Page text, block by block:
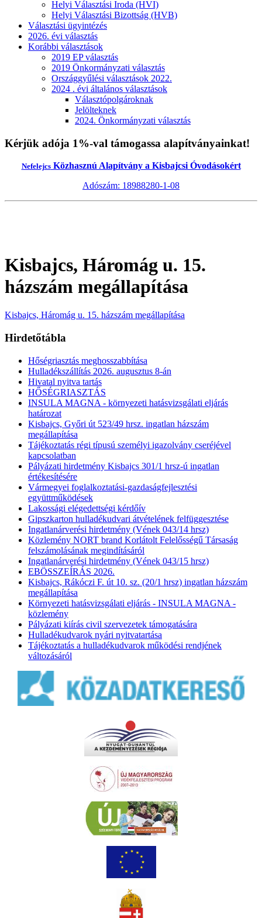
Helyi Választási Iroda (HVI)
Helyi Választási Bizottság (HVB)
Választási ügyintézés
2026. évi választás
Korábbi választások
2019 EP választás
2019 Önkormányzati választás
Országgyűlési választások 2022.
2024 . évi általános választások
Választópolgároknak
Jelölteknek
2024. Önkormányzati választás
Kérjük adója 1%-val támogassa alapítványainkat!
NefelejcsKözhasznú Alapítvány a Kisbajcsi Óvodásokért
Adószám: 18988280-1-08
Kisbajcs, Háromág u. 15.
házszám megállapítása
Kisbajcs, Háromág u. 15. házszám megállapítása
Hirdetőtábla
Hőségriasztás meghosszabbítása
Hulladékszállítás 2026. augusztus 8-án
Hivatal nyitva tartás
HŐSÉGRIASZTÁS
INSULA MAGNA - környezeti hatásvizsgálati eljárás
határozat
Kisbajcs, Győri út 523/49 hrsz. ingatlan házszám
megállapítása
Tájékoztatás régi típusú személyi igazolvány cseréjével
kapcsolatban
Pályázati hirdetmény Kisbajcs 301/1 hrsz-ú ingatlan
értékesítésére
Vármegyei foglalkoztatási-gazdaságfejlesztési
együttműködések
Lakossági elégedettségi kérdőív
Gipszkarton hulladékudvari átvételének felfüggesztése
Ingatlanárverési hirdetmény (Vének 043/14 hrsz)
Közlemény NORT brand Korlátolt Felelősségű Társaság
felszámolásának megindításáról
Ingatlanárverési hirdetmény (Vének 043/15 hrsz)
EBÖSSZEÍRÁS 2026.
Kisbajcs, Rákóczi F. út 10. sz. (20/1 hrsz) ingatlan házszám
megállapítása
Környezeti hatásvizsgálati eljárás - INSULA MAGNA -
közlemény
Pályázati kiírás civil szervezetek támogatására
Hulladékudvarok nyári nyitvatartása
Tájékoztatás a hulladékudvarok működési rendjének
változásáról